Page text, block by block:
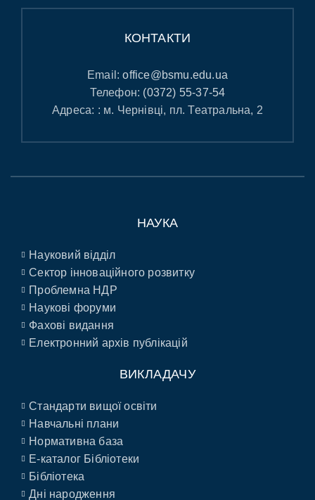
КОНТАКТИ
Email:office@bsmu.edu.ua
Телефон: (0372) 55-37-54
Адреса: : м. Чернівці, пл. Театральна, 2
НАУКА
Науковий відділ
Сектор інноваційного розвитку
Проблемна НДР
Наукові форуми
Фахові видання
Електронний архів публікацій
ВИКЛАДАЧУ
Стандарти вищої освіти
Навчальні плани
Нормативна база
E-каталог Бібліотеки
Бібліотека
Дні народження